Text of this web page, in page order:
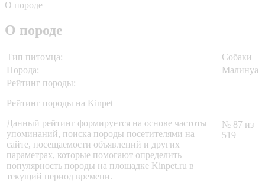
О породе
О породе
Тип питомца:
Собаки
Порода:
Малинуа
Рейтинг породы:
Рейтинг породы на Kinpet
Данный рейтинг формируется на основе частоты
упоминаний, поиска породы посетителями на
сайте, посещаемости объявлений и других
параметрах, которые помогают определить
популярность породы на площадке Kinpet.ru в
текущий период времени.
№ 87 из
519